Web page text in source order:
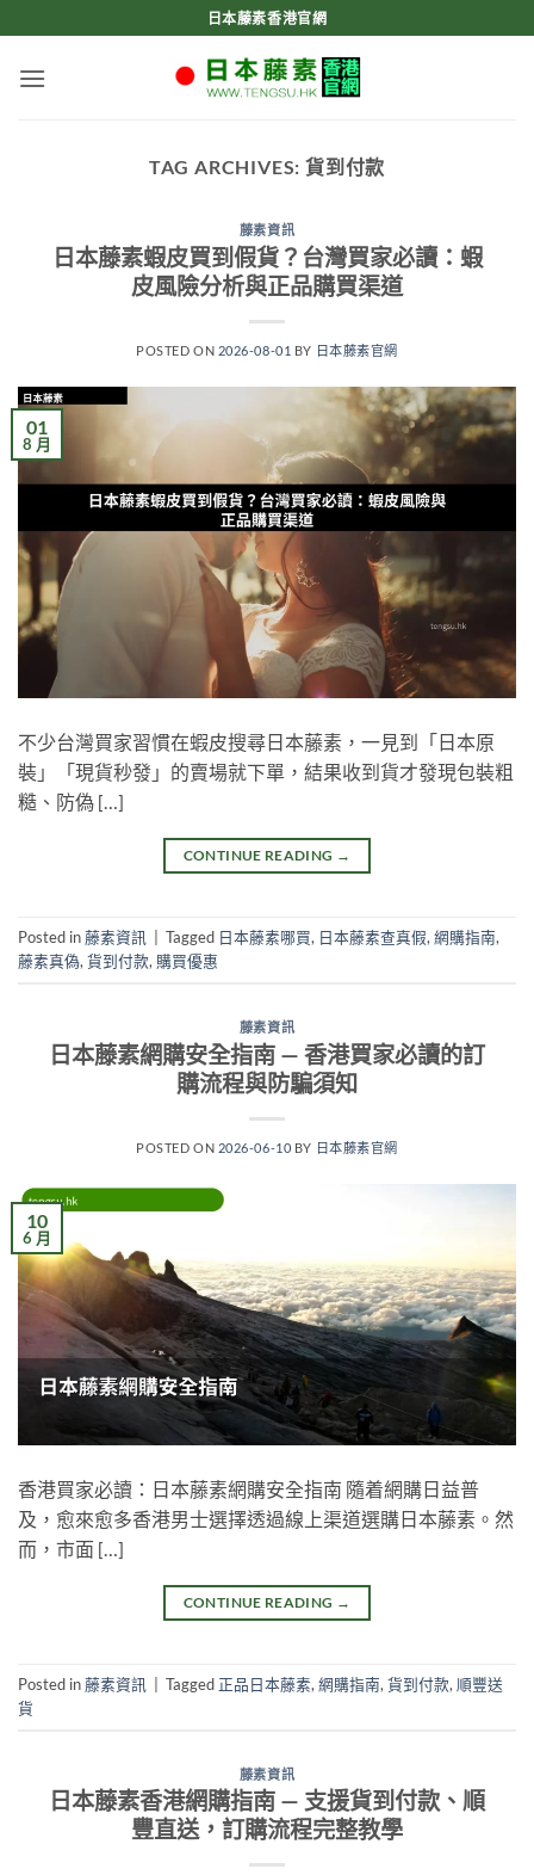
to
content
日本藤素香港官網
TAG ARCHIVES: 貨到付款
藤素資訊
日本藤素蝦皮買到假貨？台灣買家必讀：蝦
皮風險分析與正品購買渠道
POSTED ON 2026-08-01 BY 日本藤素官網
01
8 月
不少台灣買家習慣在蝦皮搜尋日本藤素，一見到「日本原
裝」「現貨秒發」的賣場就下單，結果收到貨才發現包裝粗
糙、防偽 […]
CONTINUE READING →
Posted in藤素資訊 Tagged 日本藤素哪買, 日本藤素查真假,網購指南,
藤素真偽,貨到付款, 購買優惠
藤素資訊
日本藤素網購安全指南 — 香港買家必讀的訂
購流程與防騙須知
POSTED ON 2026-06-10 BY 日本藤素官網
10
6 月
香港買家必讀：日本藤素網購安全指南 隨着網購日益普
及，愈來愈多香港男士選擇透過線上渠道選購日本藤素。然
而，市面 […]
CONTINUE READING →
Posted in藤素資訊 Tagged 正品日本藤素,網購指南,貨到付款,順豐送
貨
藤素資訊
日本藤素香港網購指南 — 支援貨到付款、順
豐直送，訂購流程完整教學